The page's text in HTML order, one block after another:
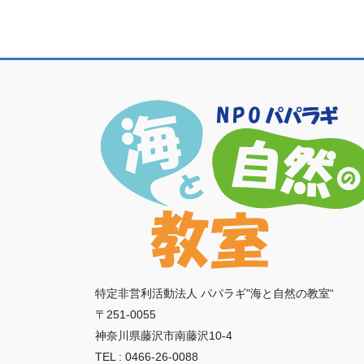
特定非営利活動法人 パパラギ"海と自然の教室“
〒251-0055
神奈川県藤沢市南藤沢10-4
TEL : 0466-26-0088